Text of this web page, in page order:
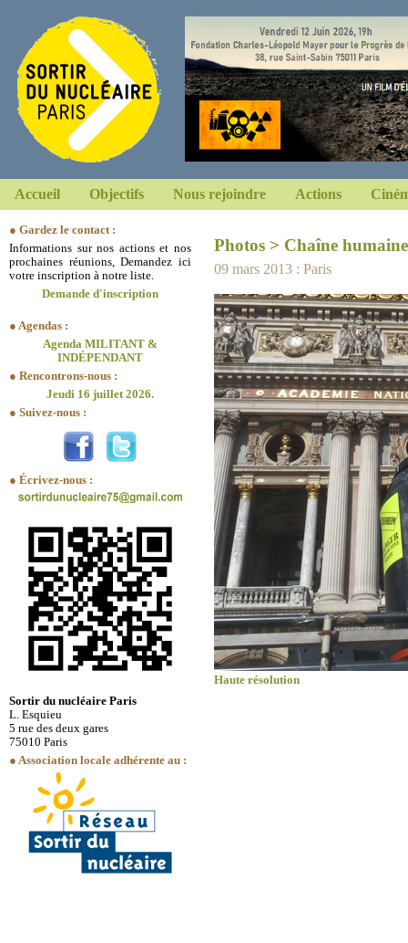
Accueil Objectifs Nous rejoindre Actions
● Gardez le contact :
Informations sur nos actions et nos
prochaines réunions, Demandez ici
votre inscription à notre liste.
Demande d'inscription
● Agendas :
Agenda MILITANT &
INDÉPENDANT
● Rencontrons-nous :
Jeudi 16 juillet 2026.
● Suivez-nous :
● Écrivez-nous :
Sortir du nucléaire Paris
L. Esquieu
5 rue des deux gares
75010 Paris
● Association locale adhérente au :
Photos > Chaîne humaine
09 mars 2013 : Paris
Haute résolution